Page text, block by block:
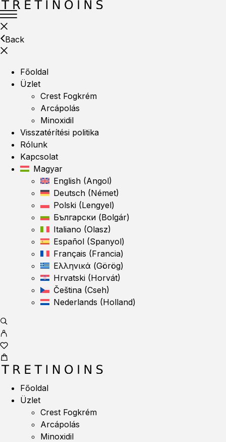
Back
Főoldal
Üzlet
Crest Fogkrém
Arcápolás
Minoxidil
Visszatérítési politika
Rólunk
Kapcsolat
Magyar
English (Angol)
Deutsch (Német)
Polski (Lengyel)
Български (Bolgár)
Italiano (Olasz)
Español (Spanyol)
Français (Francia)
Ελληνικά (Görög)
Hrvatski (Horvát)
Čeština (Cseh)
Nederlands (Holland)
Főoldal
Üzlet
Crest Fogkrém
Arcápolás
Minoxidil